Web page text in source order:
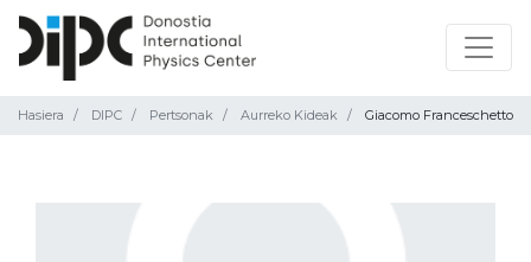
Hasiera DIPC Pertsonak Aurreko Kideak Giacomo Franceschetto